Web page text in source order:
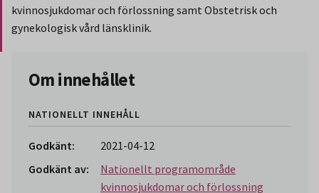
kvinnosjukdomar och förlossning samt Obstetrisk och
gynekologisk vård länsklinik.
Om innehållet
NATIONELLT INNEHÅLL
Godkänt:
2021-04-12
Godkänt av:
Nationellt programområde
kvinnosjukdomar och förlossning